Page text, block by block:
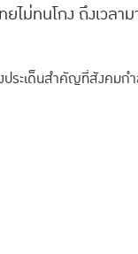
ทนโกง ถึงเวลาม
ะเด็นสำคัญที่สังคมก